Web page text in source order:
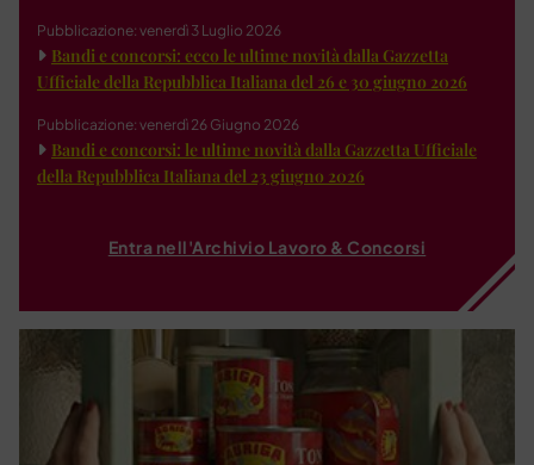
Pubblicazione: venerdì 3 Luglio 2026
Bandi e concorsi: ecco le ultime novità dalla Gazzetta
Ufficiale della Repubblica Italiana del 26 e 30 giugno 2026
Pubblicazione: venerdì 26 Giugno 2026
Bandi e concorsi: le ultime novità dalla Gazzetta Ufficiale
della Repubblica Italiana del 23 giugno 2026
Entra nell'Archivio Lavoro & Concorsi